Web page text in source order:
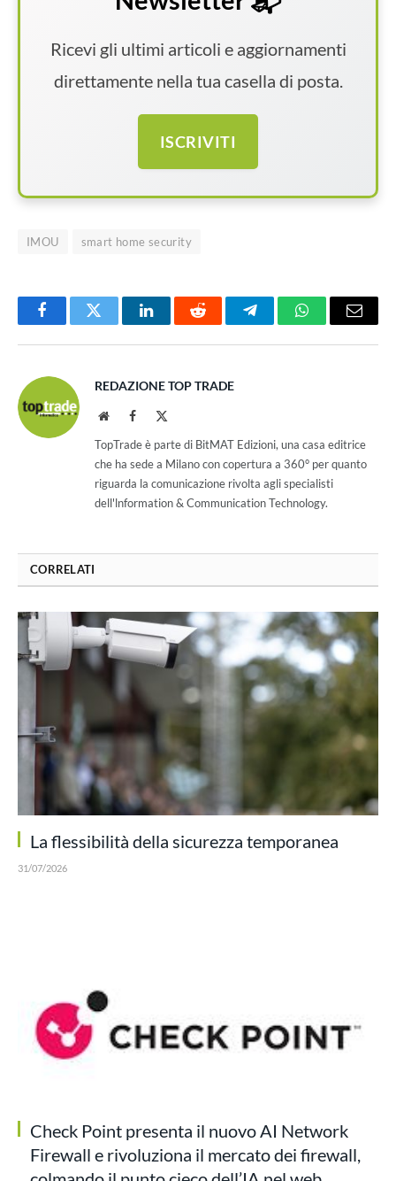
Ricevi gli ultimi articoli e aggiornamenti
direttamente nella tua casella di posta.
ISCRIVITI
IMOU smart home security
FacebookTwitter LinkedInReddit TelegramWhatsAppEmail
REDAZIONE TOP TRADE
WebsiteFacebook
TopTrade è parte di BitMAT Edizioni, una casa editrice
che ha sede a Milano con copertura a 360° per quanto
riguarda la comunicazione rivolta agli specialisti
dell'lnformation & Communication Technology.
CORRELATI
La flessibilità della sicurezza temporanea
31/07/2026
Check Point presenta il nuovo AI Network
Firewall e rivoluziona il mercato dei firewall,